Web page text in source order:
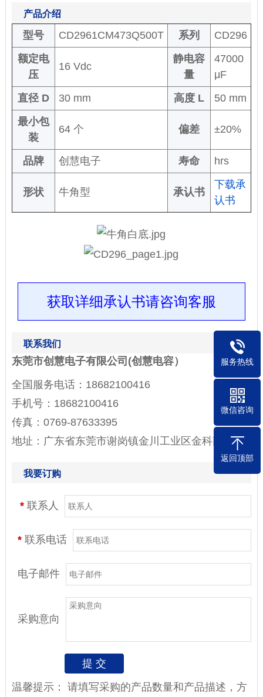
产品介绍
型号 CD2961CM473Q500T 系列
CD296
额定电
压
16 Vdc
静电容
量
47000
μF
直径 D
30 mm 高度 L
50 mm
最小包
装
64 个 偏差 ±20%
品牌 创慧电子 寿命 hrs
形状 牛角型 承认书
下载承
认书
获取详细承认书请咨询客服
联系我们
东莞市创慧电子有限公司(创慧电容）
全国服务电话：18682100416
手机号：18682100416
传真：0769-87633395
地址：广东省东莞市谢岗镇金川工业区金科南路4号
我要订购
* 联系人
* 联系电话
电子邮件
采购意向
温馨提示： 请填写采购的产品数量和产品描述，方
服务热线
微信咨询
返回顶部